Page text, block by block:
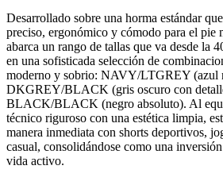
Desarrollado sobre una horma estándar
preciso, ergonómico y cómodo para el pie
abarca un rango de tallas que va desde la
en una sofisticada selección de
moderno y sobrio: NAVY/LTGREY (azul
DKGREY/BLACK (gris oscuro con
BLACK/BLACK (negro absoluto). Al
técnico riguroso con una estética limpia,
manera inmediata con shorts deportivos,
casual, consolidándose como una
vida activo.